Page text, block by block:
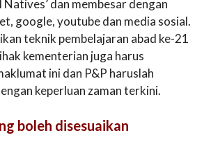
dan membesar dengan
google, youtube dan media sosial.
teknik pembelajaran abad ke-21
kementerian juga harus
ini dan P&P haruslah
keperluan zaman terkini.
boleh disesuaikan